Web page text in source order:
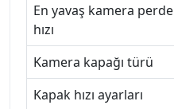
En yavaş kamera perde
hızı
Kamera kapağı türü
Kapak hızı ayarları